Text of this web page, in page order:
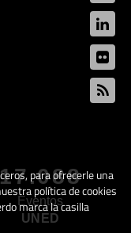
17.088
Eventos
UNED
para ofrecerle una
política de cookies
marca la casilla